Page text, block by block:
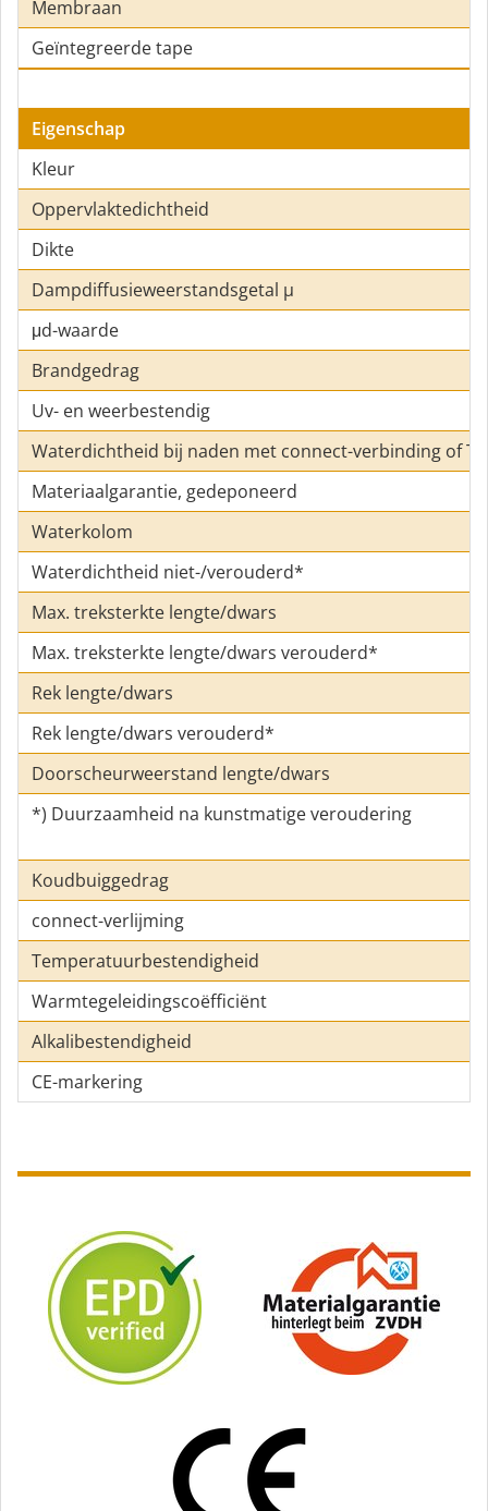
Membraan
Geïntegreerde tape
Eigenschap
Kleur
Oppervlaktedichtheid
Dikte
Dampdiffusieweerstandsgetal µ
μd-waarde
Brandgedrag
Uv- en weerbestendig
Waterdichtheid bij naden met connect-verbinding of
Materiaalgarantie, gedeponeerd
Waterkolom
Waterdichtheid niet-/verouderd*
Max. treksterkte lengte/dwars
Max. treksterkte lengte/dwars verouderd*
Rek lengte/dwars
Rek lengte/dwars verouderd*
Doorscheurweerstand lengte/dwars
*) Duurzaamheid na kunstmatige veroudering
Koudbuiggedrag
connect-verlijming
Temperatuurbestendigheid
Warmtegeleidingscoëfficiënt
Alkalibestendigheid
CE-markering